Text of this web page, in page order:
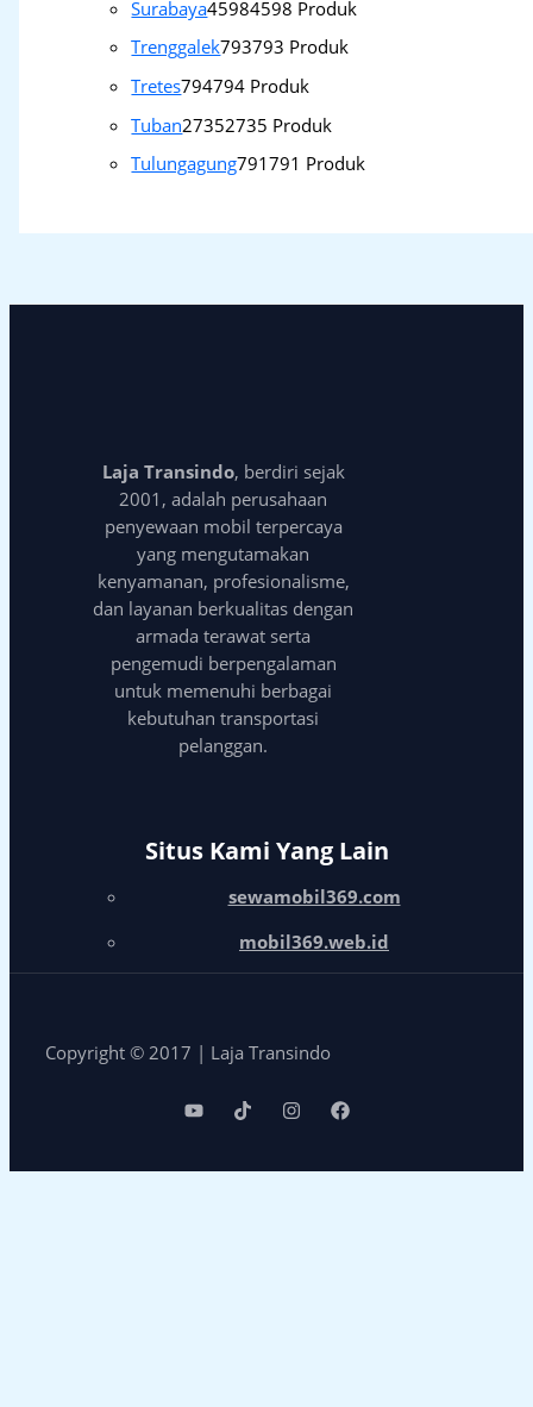
Surabaya45984598 Produk
Trenggalek793793 Produk
Tretes794794 Produk
Tuban27352735 Produk
Tulungagung791791 Produk
Laja Transindo, berdiri sejak
2001, adalah perusahaan
penyewaan mobil terpercaya
yang mengutamakan
kenyamanan, profesionalisme,
dan layanan berkualitas dengan
armada terawat serta
pengemudi berpengalaman
untuk memenuhi berbagai
kebutuhan transportasi
pelanggan.
Situs Kami Yang Lain
sewamobil369.com
mobil369.web.id
Copyright © 2017 | Laja Transindo